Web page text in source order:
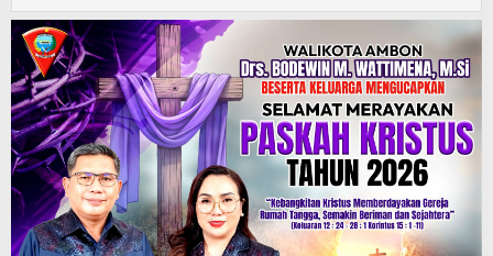
ESDM
Sebut
Pasokan
BBM
di
Maluku
Cukup
Jelang
Natal
dan
Tahun